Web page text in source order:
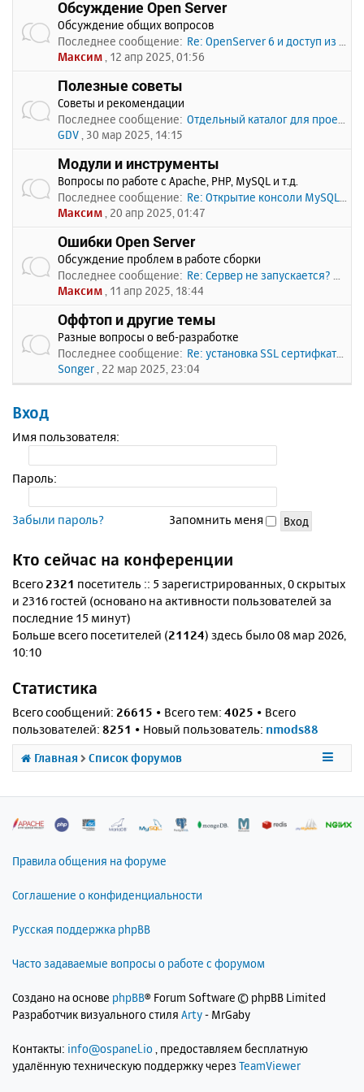
Обсуждение Open Server
Обсуждение общих вопросов
Последнее сообщение: Re: OpenServer 6 и доступ из …
Максим , 12 апр 2025, 01:56
Полезные советы
Советы и рекомендации
Последнее сообщение: Отдельный каталог для проекто…
GDV , 30 мар 2025, 14:15
Модули и инструменты
Вопросы по работе с Apache, PHP, MySQL и т.д.
Последнее сообщение: Re: Открытие консоли MySQL по…
Максим , 20 апр 2025, 01:47
Ошибки Open Server
Обсуждение проблем в работе сборки
Последнее сообщение: Re: Сервер не запускается? Пи…
Максим , 11 апр 2025, 18:44
Оффтоп и другие темы
Разные вопросы о веб-разработке
Последнее сообщение: Re: установка SSL сертифката
Songer , 22 мар 2025, 23:04
Вход
Имя пользователя:
Пароль:
Забыли пароль? Запомнить меня
Кто сейчас на конференции
Всего 2321 посетитель :: 5 зарегистрированных, 0 скрытых
и 2316 гостей (основано на активности пользователей за
последние 15 минут)
Больше всего посетителей (21124) здесь было 08 мар 2026,
10:10
Статистика
Всего сообщений: 26615 • Всего тем: 4025 • Всего
пользователей: 8251 • Новый пользователь: nmods88
Главная Список форумов
Правила общения на форуме
Соглашение о конфиденциальности
Русская поддержка phpBB
Часто задаваемые вопросы о работе с форумом
Создано на основе phpBB® Forum Software © phpBB Limited
Разработчик визуального стиля Arty- MrGaby
Контакты: info@ospanel.io , предоставляем бесплатную
удалённую техническую поддержку через TeamViewer